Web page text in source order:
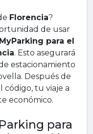
Florencia?
de usar
para el
. Esto asegurará
estacionamiento
Después de
código, tu viaje a
económico.
para